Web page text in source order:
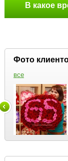
В какое
Фото
все